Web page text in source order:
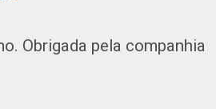
Obrigada pela companhia